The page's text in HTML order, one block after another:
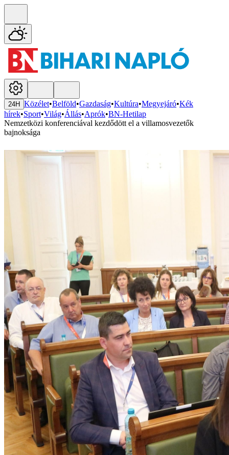
24H Közélet•Belföld•Gazdaság•Kultúra•Megyejáró•Kék
hírek•Sport•Világ•Állás•Aprók•BN-Hetilap
Nemzetközi konferenciával kezdődött el a villamosvezetők
bajnoksága